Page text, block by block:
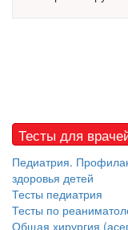
Закон о праве
Тесты для
Педиатрия.
здоровья детей
Тесты педиатрия
Тесты по
Общая хирургия